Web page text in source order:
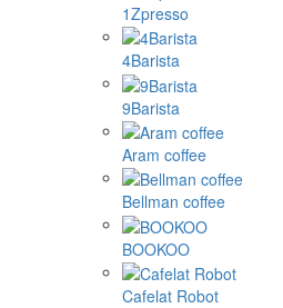
1Zpresso
4Barista
9Barista
Aram coffee
Bellman coffee
BOOKOO
Cafelat Robot